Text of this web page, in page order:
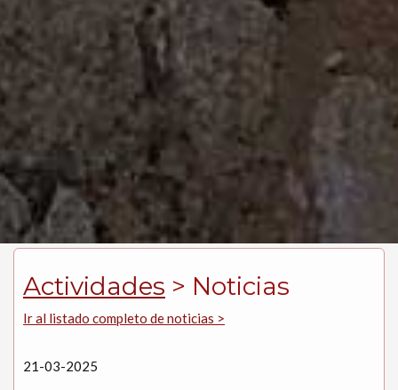
Actividades > Noticias
Ir al listado completo de noticias >
21-03-2025